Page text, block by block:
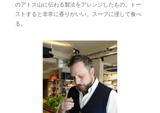
のアトス山に伝わる製法をアレンジしたもの。トー
ストすると非常に香りがいい。スープに浸して食べ
る。